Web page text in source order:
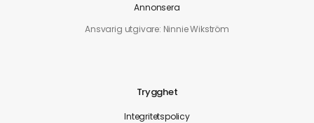
Annonsera
Ansvarig utgivare: Ninnie Wikström
Trygghet
Integritetspolicy